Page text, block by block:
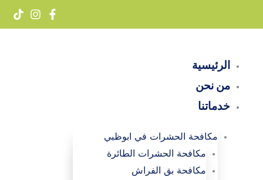
الرئيسية
من نحن
خدماتنا
مكافحة الحشرات في ابوظبي
مكافحة الحشرات الطائرة
مكافحة بق الفراش